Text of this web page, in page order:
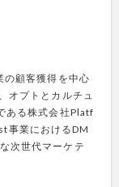
顧客獲得を中心
オプトとカルチュ
ある株式会社Platf
事業におけるDM
次世代マーケテ